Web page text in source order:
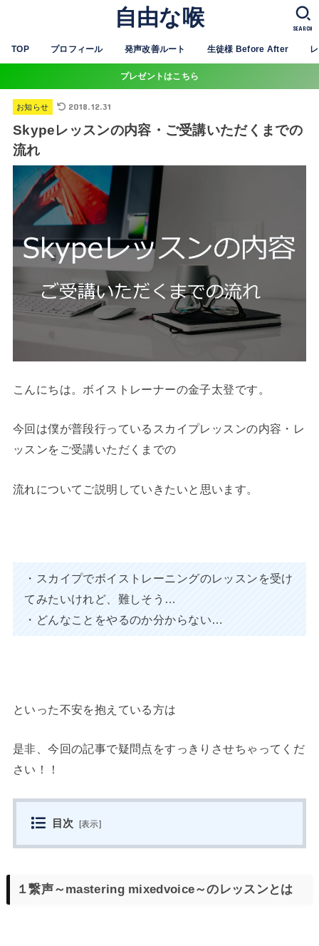
自由な喉
TOP プロフィール 発声改善ルート 生徒様 Before After
SEARCH
プレゼントはこちら
お知らせ 2018.12.31
Skypeレッスンの内容・ご受講いただくまでの
流れ
こんにちは。ボイストレーナーの金子太登です。
今回は僕が普段行っているスカイプレッスンの内容・レ
ッスンをご受講いただくまでの
流れについて ご説明していきたいと思います。
・スカイプでボイストレーニングのレッスンを受け
てみたいけれど、難しそう…
・どんなことをやるのか分からない…
といった不安を抱えている方は
是非、今回の記事で疑問点をすっきりさせちゃってくだ
さい！！
目次 [表示]
１繋声～mastering mixedvoice～のレッスンとは